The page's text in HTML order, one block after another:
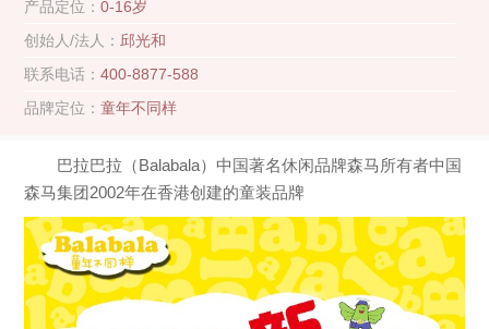
产品定位：0-16岁
创始人/法人： 邱光和
联系电话：400-8877-588
品牌定位：童年不同样
巴拉巴拉（Balabala）中国著名休闲品牌森马所有者中国
森马集团2002年在香港创建的童装品牌